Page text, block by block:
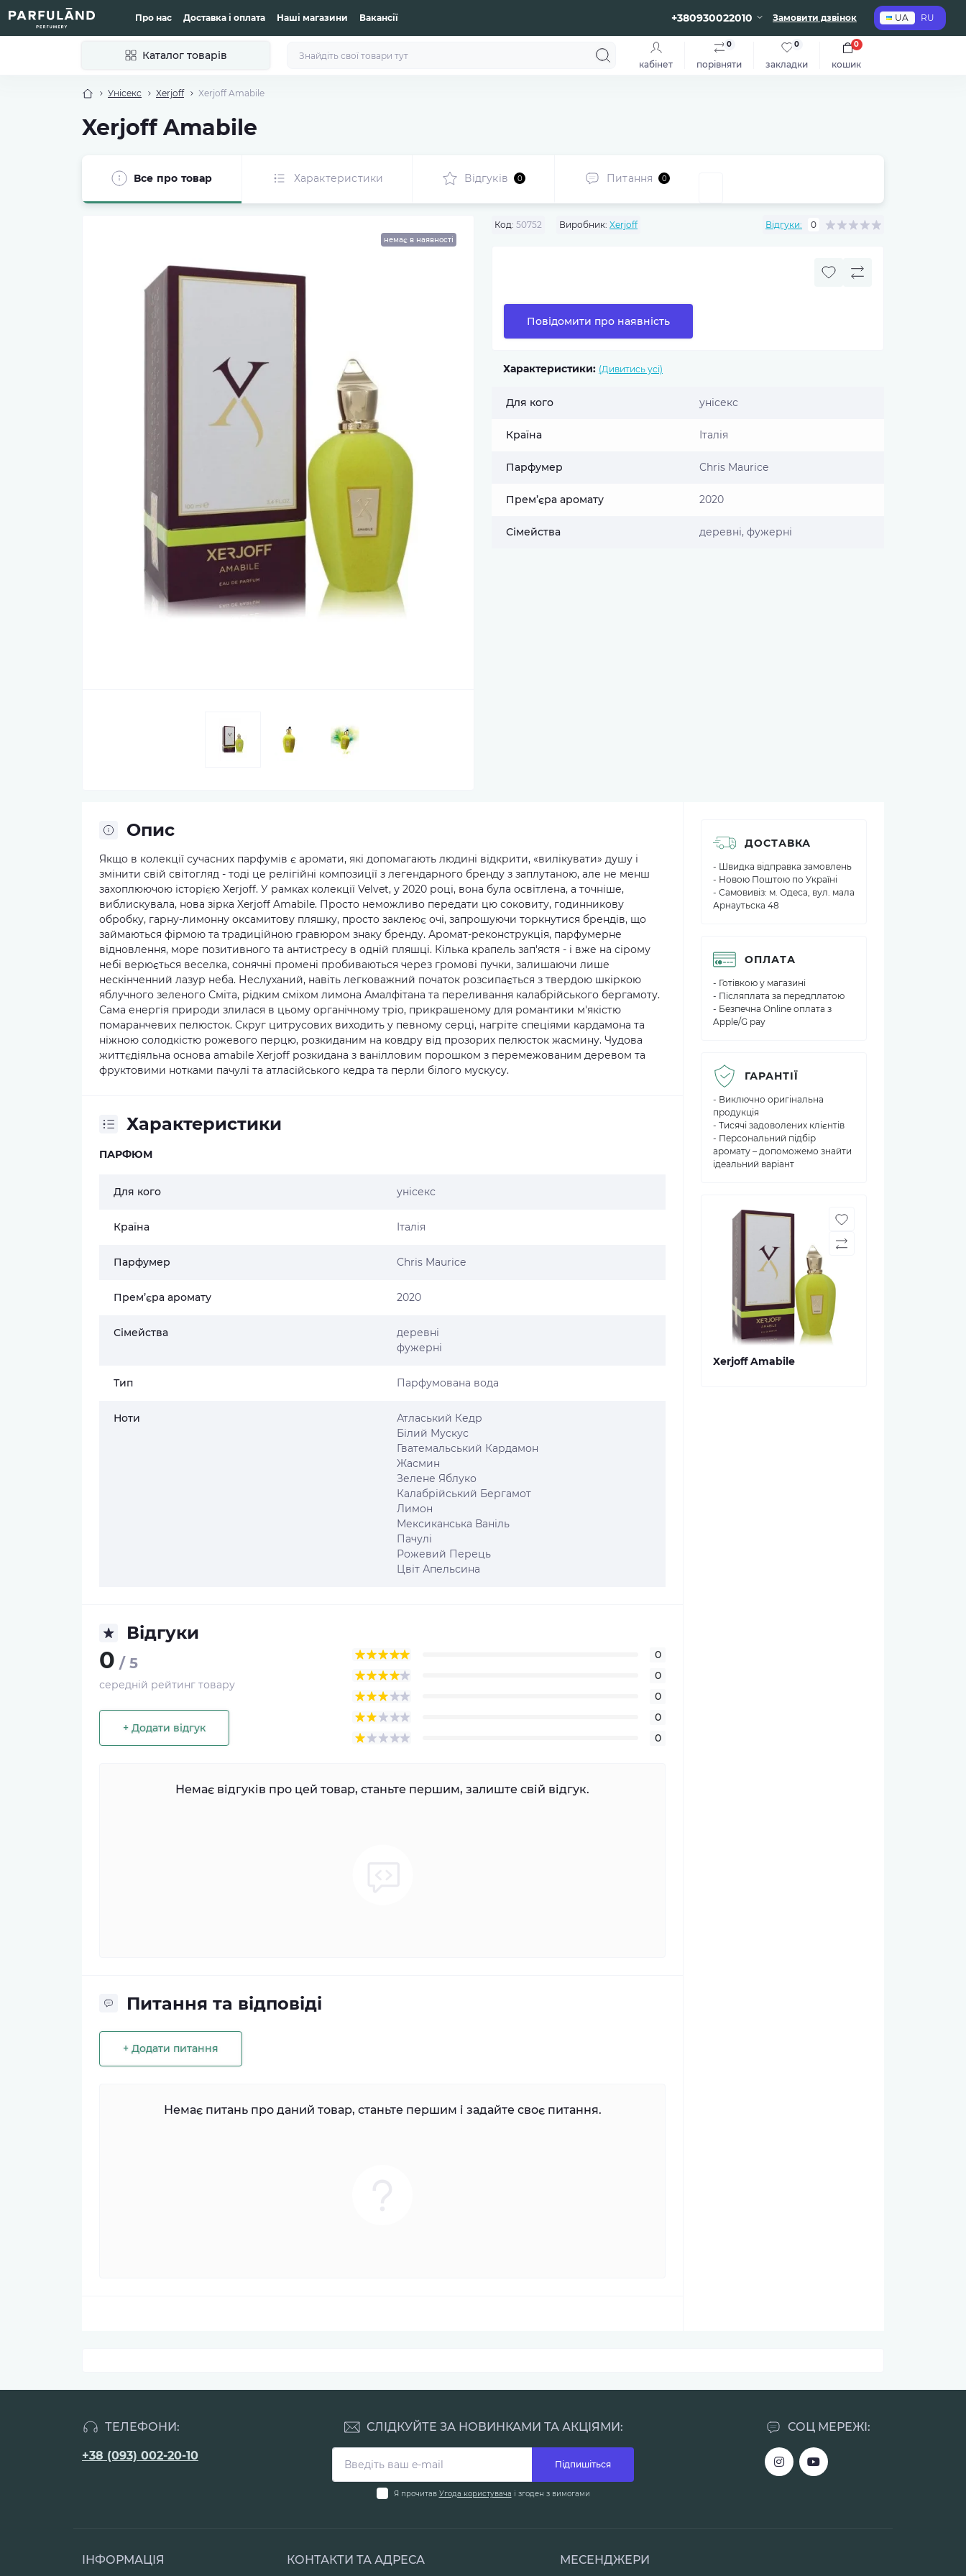
Про нас Доставка і оплата Наші магазини Вакансії +380930022010 Замовити дзвінок UA RU
Каталог товарів
кабінет порівняти
0
закладки
0
кошик
0
Унісекс Xerjoff Xerjoff Amabile
Xerjoff Amabile
Все про товар Характеристики Відгуків 0 Питання 0
немає в наявності
Код: 50752 Виробник: Xerjoff Відгуки: 0
Повідомити про наявність
Характеристики: (Дивитись усі)
Для кого унісекс
Країна Італія
Парфумер Chris Maurice
Прем’єра аромату 2020
Сімейства деревні, фужерні
Опис
Якщо в колекції сучасних парфумів є аромати, які допомагають людині відкрити, «вилікувати» душу і
змінити свій світогляд - тоді це релігійні композиції з легендарного бренду з заплутаною, але не менш
захоплюючою історією Xerjoff. У рамках колекції Velvet, у 2020 році, вона була освітлена, а точніше,
виблискувала, нова зірка Xerjoff Amabile. Просто неможливо передати цю соковиту, годинникову
обробку, гарну-лимонну оксамитову пляшку, просто заклеює очі, запрошуючи торкнутися брендів, що
займаються фірмою та традиційною гравюром знаку бренду. Аромат-реконструкція, парфумерне
відновлення, море позитивного та антистресу в одній пляшці. Кілька крапель зап'ястя - і вже на сірому
небі верюється веселка, сонячні промені пробиваються через громові пучки, залишаючи лише
нескінченний лазур неба. Неслуханий, навіть легковажний початок розсипається з твердою шкіркою
яблучного зеленого Сміта, рідким сміхом лимона Амалфітана та переливання калабрійського бергамоту.
Сама енергія природи злилася в цьому органічному тріо, прикрашеному для романтики м'якістю
помаранчевих пелюсток. Скруг цитрусових виходить у певному серці, нагріте спеціями кардамона та
ніжною солодкістю рожевого перцю, розкиданим на ковдру від прозорих пелюсток жасмину. Чудова
життєдіяльна основа amabile Xerjoff розкидана з ванілловим порошком з перемежованим деревом та
фруктовими нотками пачулі та атласійського кедра та перли білого мускусу.
Характеристики
ПАРФЮМ
Для кого унісекс
Країна Італія
Парфумер Chris Maurice
Прем’єра аромату 2020
Сімейства
деревні
фужерні
Тип Парфумована вода
Ноти
Атласький Кедр
Білий Мускус
Гватемальський Кардамон
Жасмин
Зелене Яблуко
Калабрійський Бергамот
Лимон
Мексиканська Ваніль
Пачулі
Рожевий Перець
Цвіт Апельсина
Відгуки
0 / 5
середній рейтинг товару
+ Додати відгук
0
0
0
0
0
Немає відгуків про цей товар, станьте першим, залиште свій відгук.
Питання та відповіді
+ Додати питання
Немає питань про даний товар, станьте першим і задайте своє питання.
ДОСТАВКА
- Швидка відправка замовлень
- Новою Поштою по Україні
- Самовивіз: м. Одеса, вул. мала
Арнаутьска 48
ОПЛАТА
- Готівкою у магазині
- Післяплата за передплатою
- Безпечна Online оплата з
Apple/G pay
ГАРАНТІЇ
- Виключно оригінальна
продукція
- Тисячі задоволених клієнтів
- Персональний підбір
аромату – допоможемо знайти
ідеальний варіант
Xerjoff Amabile
ТЕЛЕФОНИ:
+38 (093) 002-20-10
СОЦ МЕРЕЖІ:
СЛІДКУЙТЕ ЗА НОВИНКАМИ ТА АКЦІЯМИ:
Підпишіться
Я прочитав Угода користувача і згоден з вимогами
ІНФОРМАЦІЯ КОНТАКТИ ТА АДРЕСА МЕСЕНДЖЕРИ